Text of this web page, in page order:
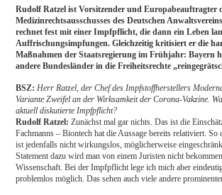
Rudolf Ratzel ist Vorsitzender und Europabeauftragter
Medizinrechtsausschusses des Deutschen
rechnet fest mit einer Impfpflicht, die dann ein Leben
Auffrischungsimpfungen. Gleichzeitig kritisiert er die
Maßnahmen der Staatsregierung im Frühjahr: Bayern
andere Bundesländer in die Freiheitsrechte
BSZ: Herr Ratzel, der Chef des Impfstoffherstellers
Variante Zweifel an der Wirksamkeit der Corona-Vakzine.
aktuell diskutierte Impfpflicht?
Rudolf Ratzel: Zunächst mal gar nichts. Das ist die
Fachmanns – Biontech hat die Aussage bereits relativiert.
ist jedenfalls nicht wirkungslos, möglicherweise
Statement dazu wird man von einem Juristen nicht
Wissenschaft. Bei der Impfpflicht lege ich mich aber
problemlos möglich. Das sehen auch viele andere